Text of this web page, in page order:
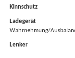
Kinnschutz
Ladegerät 10
Wahrnehmung/
Lenker 780 mm